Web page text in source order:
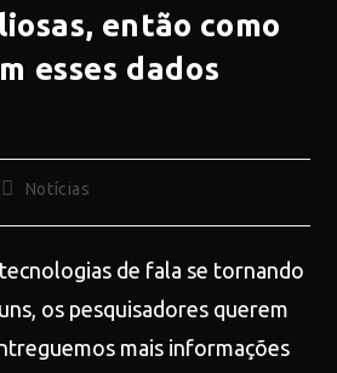
então como
esses dados
Notícias
de fala se tornando
os pesquisadores querem
mais informações